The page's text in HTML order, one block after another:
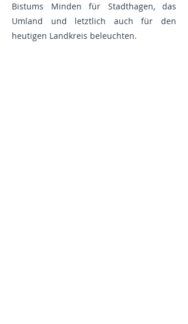
Bistums Minden für Stadthagen, das
Umland und letztlich auch für den
heutigen Landkreis beleuchten.